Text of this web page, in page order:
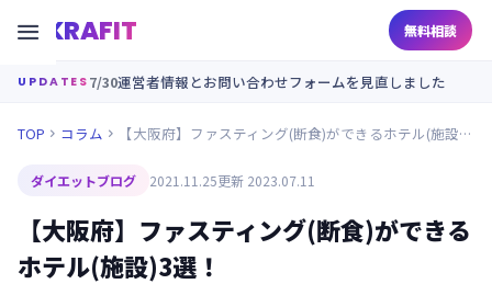
KRAFIT 無料相談

UPDATES 7/30運営者情報とお問い合わせフォームを見直しました
TOP  コラム  【大阪府】ファスティング(断食)ができるホテル(施設)3選！
ダイエットブログ 2021.11.25更新 2023.07.11
【大阪府】ファスティング(断食)ができる
ホテル(施設)3選！